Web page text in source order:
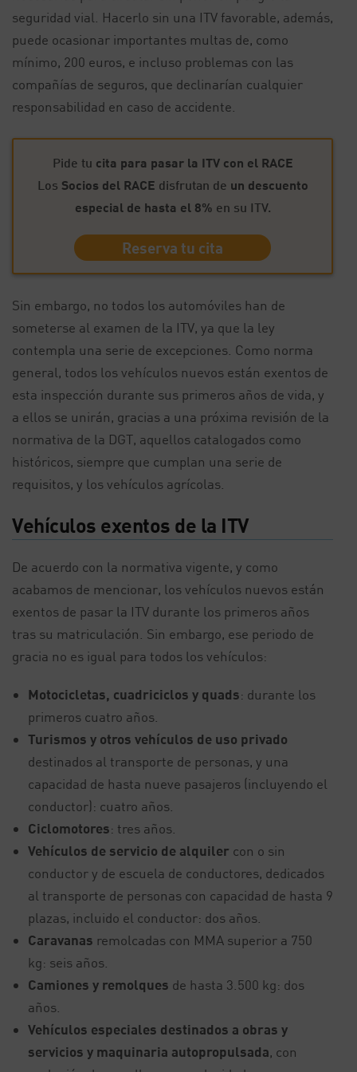
seguridad vial. Hacerlo sin una ITV favorable, además,
puede ocasionar importantes multas de, como
mínimo, 200 euros, e incluso problemas con las
compañías de seguros, que declinarían cualquier
responsabilidad en caso de accidente.
Pide tu cita para pasar la ITV con el RACE
Los Socios del RACE disfrutan de un descuento
especial de hasta el 8% en su ITV.
Reserva tu cita
Sin embargo, no todos los automóviles han de
someterse al examen de la ITV, ya que la ley
contempla una serie de excepciones. Como norma
general, todos los vehículos nuevos están exentos de
esta inspección durante sus primeros años de vida, y
a ellos se unirán, gracias a una próxima revisión de la
normativa de la DGT, aquellos catalogados como
históricos, siempre que cumplan una serie de
requisitos, y los vehículos agrícolas.
Vehículos exentos de la ITV
De acuerdo con la normativa vigente, y como
acabamos de mencionar, los vehículos nuevos están
exentos de pasar la ITV durante los primeros años
tras su matriculación. Sin embargo, ese periodo de
gracia no es igual para todos los vehículos:
Motocicletas, cuadriciclos y quads: durante los
primeros cuatro años.
Turismos y otros vehículos de uso privado
destinados al transporte de personas, y una
capacidad de hasta nueve pasajeros (incluyendo el
conductor): cuatro años.
Ciclomotores: tres años.
Vehículos de servicio de alquiler con o sin
conductor y de escuela de conductores, dedicados
al transporte de personas con capacidad de hasta 9
plazas, incluido el conductor: dos años.
Caravanas remolcadas con MMA superior a 750
kg: seis años.
Camiones y remolques de hasta 3.500 kg: dos
años.
Vehículos especiales destinados a obras y
servicios y maquinaria autopropulsada, con